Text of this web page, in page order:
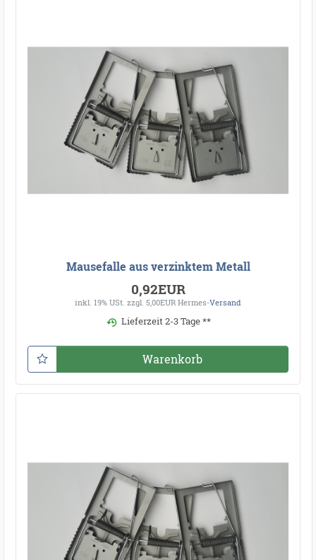
Mausefalle aus verzinktem Metall
0,92EUR
inkl. 19% USt. zzgl. 5,00EUR Hermes-Versand
Lieferzeit 2-3 Tage **
Warenkorb